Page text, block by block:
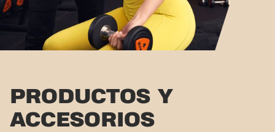
PRODUCTOS Y
ACCESORIOS